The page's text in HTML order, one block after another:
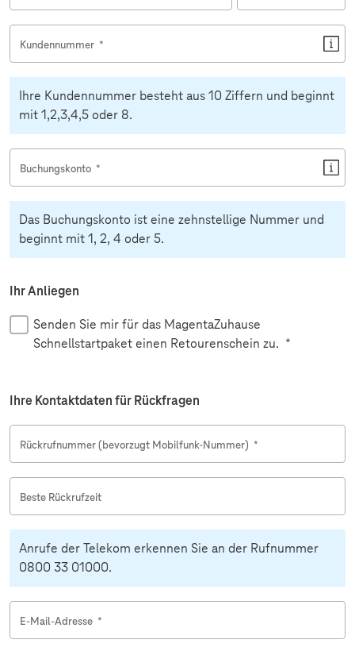
Kundennummer *
Ihre Kundennummer besteht aus 10 Ziffern und beginnt
mit 1,2,3,4,5 oder 8.
Buchungskonto *
Das Buchungskonto ist eine zehnstellige Nummer und
beginnt mit 1, 2, 4 oder 5.
Ihr Anliegen
Senden Sie mir für das MagentaZuhause
Schnellstartpaket einen Retourenschein zu. *
Ihre Kontaktdaten für Rückfragen
Rückrufnummer (bevorzugt Mobilfunk-Nummer) *
Beste Rückrufzeit
Anrufe der Telekom erkennen Sie an der Rufnummer
0800 33 01000.
E-Mail-Adresse *